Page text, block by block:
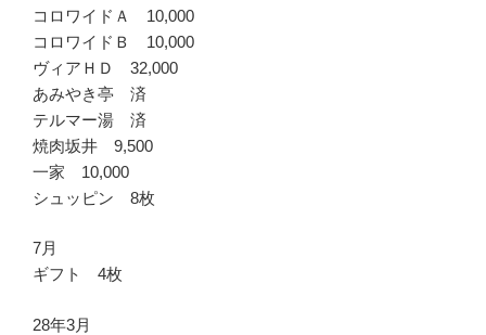
コロワイドＡ 10,000
コロワイドＢ 10,000
ヴィアＨＤ 32,000
あみやき亭 済
テルマー湯 済
焼肉坂井 9,500
一家 10,000
シュッピン 8枚
7月
ギフト 4枚
28年3月